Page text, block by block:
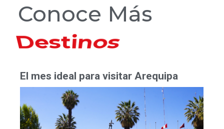
Conoce Más
Hoteles
El mes ideal para visitar Arequipa